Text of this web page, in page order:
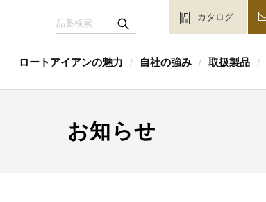
カタログ
ロートアイアンの魅力 / 自社の強み / 取扱製品 /
お知らせ